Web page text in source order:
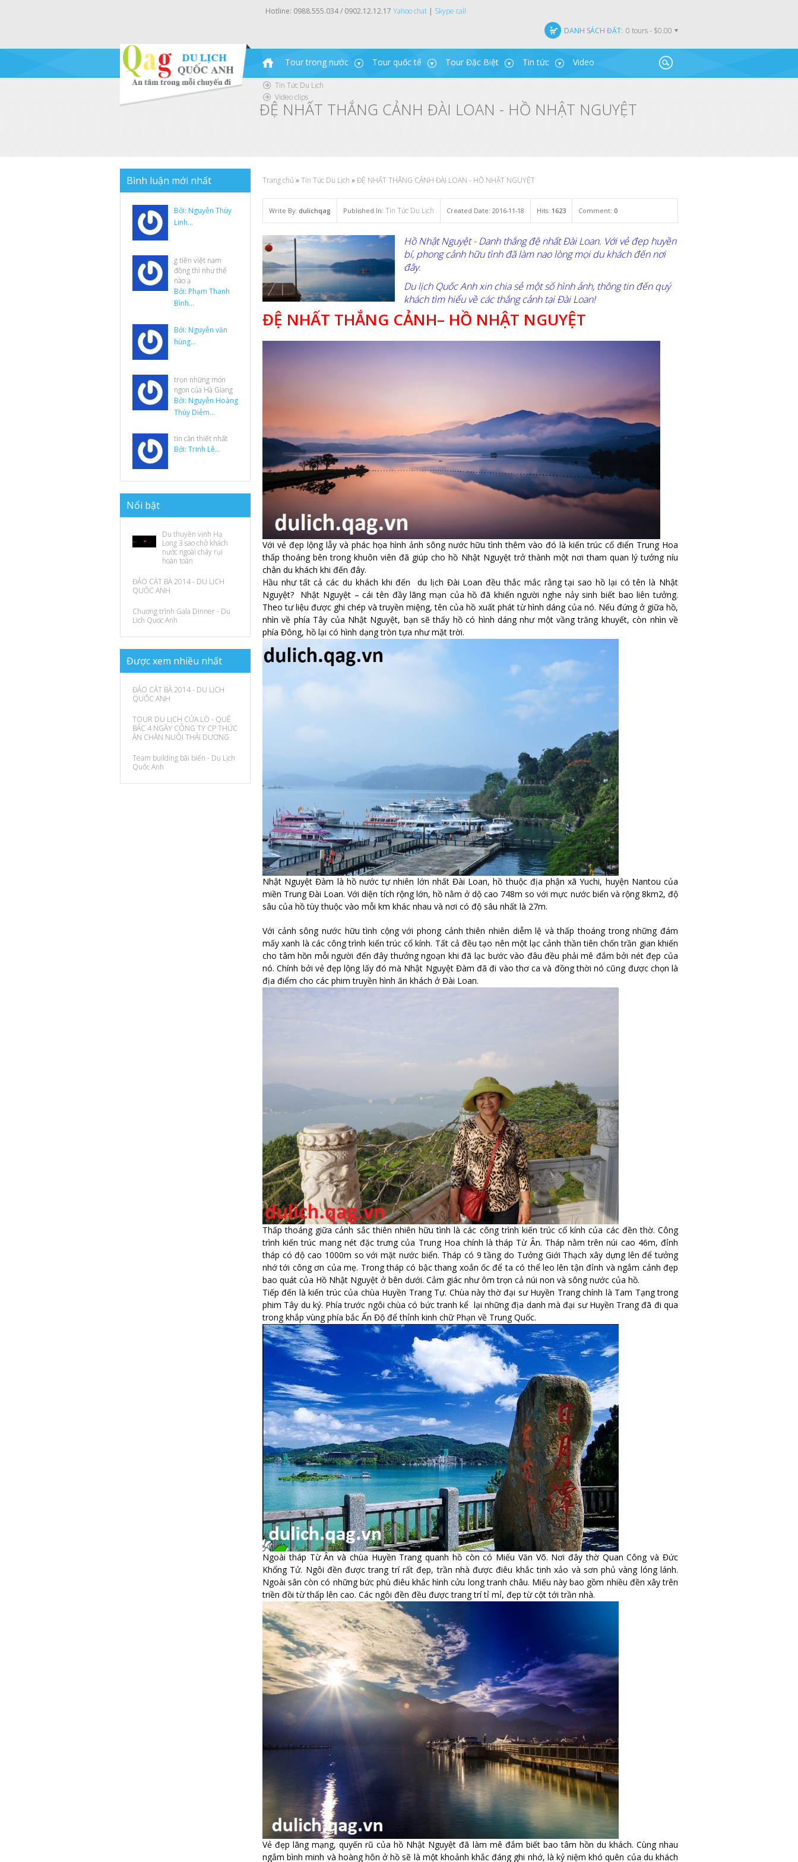
Hotline: 0988.555.034 / 0902.12.12.17 Yahoo chat| Skype call
DANH SÁCH ĐẶT: 0 tours - $0.00
Tour trong nước Tour quốc tế Tour Đặc Biệt Tin tức Video
Bình luận mới nhất
Bởi: Nguyễn Thùy
Linh...
g tiền việt nam
đồng thì như thế
nào ạ
Bởi: Phạm Thanh
Bình...
Bởi: Nguyễn văn
hùng...
trọn những món
ngon của Hà Giang
Bởi: Nguyễn Hoàng
Thúy Diễm...
tin cần thiết nhất
Bởi: Trinh Lê...
Nổi bật
Du thuyền vịnh Hạ
Long 3 sao chở khách
nước ngoài cháy rụi
hoàn toàn
ĐẢO CÁT BÀ 2014 - DU LỊCH
QUỐC ANH
Chương trình Gala Dinner - Du
Lich Quoc Anh
Đượcxem nhiều nhất
ĐẢO CÁT BÀ 2014 - DU LỊCH
QUỐC ANH
TOUR DU LỊCH CỬA LÒ - QUÊ
BÁC 4 NGÀY CÔNG TY CP THỨC
ĂN CHĂN NUÔI THÁI DƯƠNG
Team building bãi biển - Du Lịch
Quốc Anh
Trang chủ »Tin Tức Du Lịch »ĐỆ NHẤT THẮNG CẢNH ĐÀI LOAN - HỒ NHẬT NGUYỆT
ĐỆ NHẤT THẮNG CẢNH ĐÀI LOAN - HỒ NHẬT NGUYỆT
Write By: dulichqag Published In: Tin Tức Du Lịch Created Date: 2016-11-18 Hits: 1623 Comment: 0
Hồ Nhật Nguyệt - Danh thắng đệ nhất Đài Loan. Với vẻ đẹp huyền
bí, phong cảnh hữu tình đã làm nao lòng mọi du khách đến nơi
đây.
Du lịch Quốc Anh xin chia sẻ một số hình ảnh, thông tin đến quý
khách tìm hiểu về các thắng cảnh tại Đài Loan!
ĐỆ NHẤT THẮNG CẢNH– HỒ NHẬT NGUYỆT
Với vẻ đẹp lộng lẫy và phác họa hình ảnh sông nước hữu tình thêm vào đó là kiến trúc cổ điển Trung Hoa
thấp thoáng bên trong khuôn viên đã giúp cho hồ Nhật Nguyệt trở thành một nơi tham quan lý tưởng níu
chân du khách khi đến đây.
Hầu như tất cả các du khách khi đến du lịch Đài Loan đều thắc mắc rằng tại sao hồ lại có tên là Nhật
Nguyệt? Nhật Nguyệt – cái tên đầy lãng mạn của hồ đã khiến người nghe nảy sinh biết bao liên tưởng.
Theo tư liệu được ghi chép và truyền miệng, tên của hồ xuất phát từ hình dáng của nó. Nếu đứng ở giữa hồ,
nhìn về phía Tây của Nhật Nguyệt, bạn sẽ thấy hồ có hình dáng như một vầng trăng khuyết, còn nhìn về
phía Đông, hồ lại có hình dạng tròn tựa như mặt trời.
Nhật Nguyệt Đàm là hồ nước tự nhiên lớn nhất Đài Loan, hồ thuộc địa phận xã Yuchi, huyện Nantou của
miền Trung Đài Loan. Với diện tích rộng lớn, hồ nằm ở dộ cao 748m so với mực nước biển và rộng 8km2, độ
sâu của hồ tùy thuộc vào mỗi km khác nhau và nơi có độ sâu nhất là 27m.
Với cảnh sông nước hữu tình cộng với phong cảnh thiên nhiên diễm lệ và thấp thoáng trong những đám
mấy xanh là các công trình kiến trúc cổ kính. Tất cả đều tạo nên một lạc cảnh thần tiên chốn trần gian khiến
cho tâm hồn mỗi người đến đây thưởng ngoạn khi đã lạc bước vào đâu đều phải mê đắm bởi nét đẹp của
nó. Chính bởi vẻ đẹp lộng lấy đó mà Nhật Nguyệt Đàm đã đi vào thơ ca và đồng thời nó cũng được chọn là
địa điểm cho các phim truyền hình ăn khách ở Đài Loan.
Thấp thoáng giữa cảnh sắc thiên nhiên hữu tình là các công trình kiến trúc cổ kính của các đền thờ. Công
trình kiến trúc mang nét đặc trưng của Trung Hoa chính là tháp Từ Ân. Tháp nằm trên núi cao 46m, đỉnh
tháp có độ cao 1000m so với mặt nước biển. Tháp có 9 tầng do Tưởng Giới Thạch xây dựng lên để tưởng
nhớ tới công ơn của mẹ. Trong tháp có bậc thang xoắn ốc để ta có thể leo lên tận đỉnh và ngắm cảnh đẹp
bao quát của Hồ Nhật Nguyệt ở bên dưới. Cảm giác như ôm trọn cả núi non và sông nước của hồ.
Tiếp đến là kiến trúc của chùa Huyền Trang Tự. Chùa này thờ đại sư Huyền Trang chính là Tam Tạng trong
phim Tây du ký. Phía trước ngôi chùa có bức tranh kể lại những địa danh mà đại sư Huyền Trang đã đi qua
trong khắp vùng phía bắc Ấn Độ để thỉnh kinh chữ Phạn về Trung Quốc.
Ngoài tháp Từ Ân và chùa Huyền Trang quanh hồ còn có Miếu Văn Võ. Nơi đây thờ Quan Công và Đức
Khổng Tử. Ngôi đền được trang trí rất đẹp, trần nhà được điêu khắc tinh xảo và sơn phủ vàng lóng lánh.
Ngoài sân còn có những bức phù điêu khắc hình cửu long tranh châu. Miếu này bao gồm nhiều đền xây trên
triền đồi từ thấp lên cao. Các ngôi đền đều được trang trí tỉ mỉ, đẹp từ cột tới trần nhà.
Vẻ đẹp lãng mạng, quyến rũ của hồ Nhật Nguyệt đã làm mê đắm biết bao tâm hồn du khách. Cùng nhau
ngắm bình minh và hoàng hôn ở hồ sẽ là một khoảnh khắc đáng ghi nhớ, là kỷ niệm khó quên của du khách
Tin Tức Du Lịch
Video clips